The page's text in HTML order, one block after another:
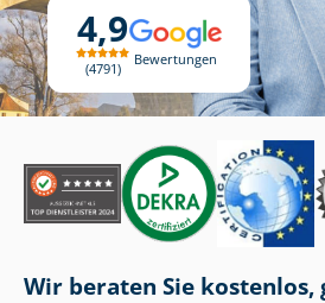
4,9
4791
Bewertungen
Wir beraten Sie kostenlos,